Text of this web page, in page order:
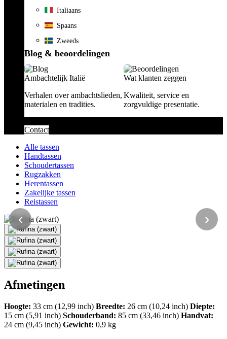
Italiaans
Spaans
Zweeds
Blog & beoordelingen
Ambachtelijk Italië
Verhalen over ambachtslieden,
materialen en tradities.
Wat klanten zeggen
Kwaliteit, service en
zorgvuldige presentatie.
Contact
Alle tassen
Handtassen
Schoudertassen
Rugzakken
Herentassen
Zakelijke tassen
Reistassen
‹ ›
Afmetingen
Hoogte: 33 cm (12,99 inch) Breedte: 26 cm (10,24 inch) Diepte:
15 cm (5,91 inch) Schouderband: 85 cm (33,46 inch) Handvat:
24 cm (9,45 inch) Gewicht: 0,9 kg